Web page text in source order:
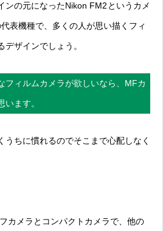
ンの元になったNikon FM2 というカメ
表機種で、多くの人が思い描くフィ
デザインでしょう。
フィルムカメラが欲しいなら、MFカ
います。
うちに慣れるのでそこまで心配しなく
カメラとコンパクトカメラで、他の